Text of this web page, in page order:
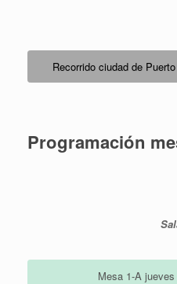
Recorrido ciudad de
Programación
Mesa 1-A